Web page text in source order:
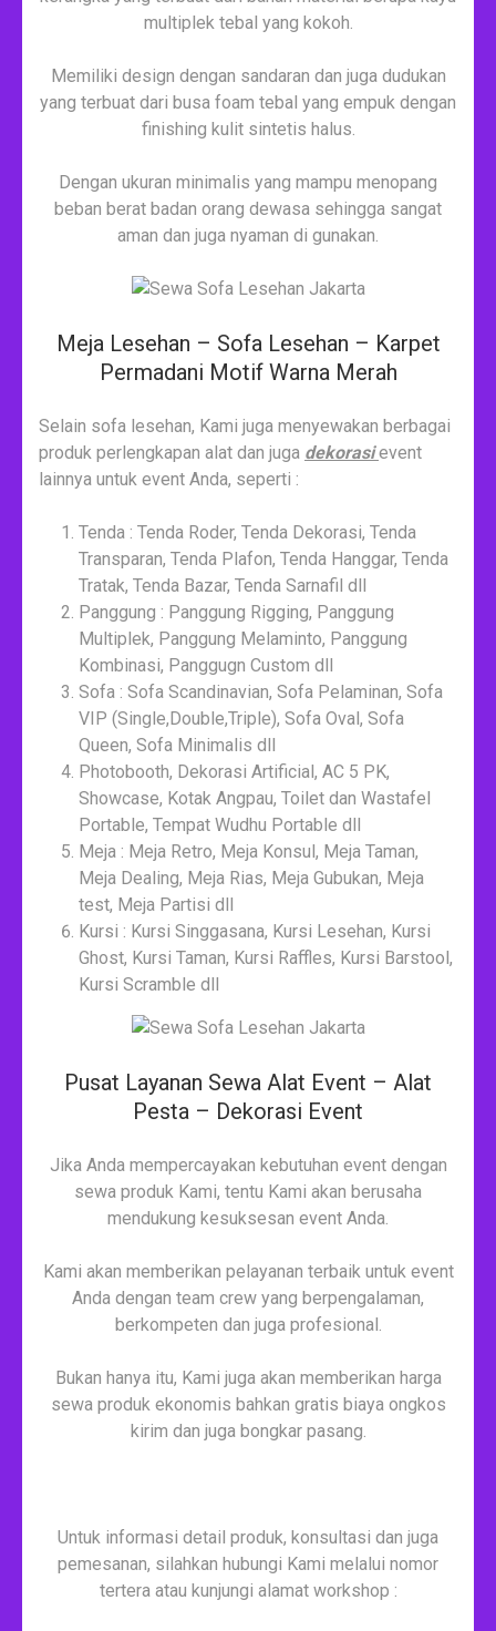
multiplek tebal yang kokoh.
Memiliki design dengan sandaran dan juga dudukan
yang terbuat dari busa foam tebal yang empuk dengan
finishing kulit sintetis halus.
Dengan ukuran minimalis yang mampu menopang
beban berat badan orang dewasa sehingga sangat
aman dan juga nyaman di gunakan.
Meja Lesehan – Sofa Lesehan – Karpet
Permadani Motif Warna Merah
Selain sofa lesehan, Kami juga menyewakan berbagai
produk perlengkapan alat dan juga dekorasievent
lainnya untuk event Anda, seperti :
Tenda : Tenda Roder, Tenda Dekorasi, Tenda
Transparan, Tenda Plafon, Tenda Hanggar, Tenda
Tratak, Tenda Bazar, Tenda Sarnafil dll
Panggung : Panggung Rigging, Panggung
Multiplek, Panggung Melaminto, Panggung
Kombinasi, Panggugn Custom dll
Sofa : Sofa Scandinavian, Sofa Pelaminan, Sofa
VIP (Single,Double,Triple), Sofa Oval, Sofa
Queen, Sofa Minimalis dll
Photobooth, Dekorasi Artificial, AC 5 PK,
Showcase, Kotak Angpau, Toilet dan Wastafel
Portable, Tempat Wudhu Portable dll
Meja : Meja Retro, Meja Konsul, Meja Taman,
Meja Dealing, Meja Rias, Meja Gubukan, Meja
test, Meja Partisi dll
Kursi : Kursi Singgasana, Kursi Lesehan, Kursi
Ghost, Kursi Taman, Kursi Raffles, Kursi Barstool,
Kursi Scramble dll
Pusat Layanan Sewa Alat Event – Alat
Pesta – Dekorasi Event
Jika Anda mempercayakan kebutuhan event dengan
sewa produk Kami, tentu Kami akan berusaha
mendukung kesuksesan event Anda.
Kami akan memberikan pelayanan terbaik untuk event
Anda dengan team crew yang berpengalaman,
berkompeten dan juga profesional.
Bukan hanya itu, Kami juga akan memberikan harga
sewa produk ekonomis bahkan gratis biaya ongkos
kirim dan juga bongkar pasang.
Untuk informasi detail produk, konsultasi dan juga
pemesanan, silahkan hubungi Kami melalui nomor
tertera atau kunjungi alamat workshop :